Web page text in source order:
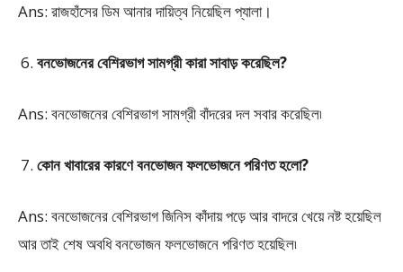
Ans: রাজহাঁসের ডিম আনার দায়িত্ব নিয়েছিল প্যালা।
বনভোজনের বেশিরভাগ সামগ্রী কারা সাবাড় করেছিল?
Ans: বনভোজনের বেশিরভাগ সামগ্রী বাঁদরের দল সবার করেছিল৷
কোন খাবারের কারণে বনভোজন ফলভোজনে পরিণত হলো?
Ans: বনভোজনের বেশিরভাগ জিনিস কাঁদায় পড়ে আর বাদরে খেয়ে নষ্ট হয়েছিল
আর তাই শেষ অবধি বনভোজন ফলভোজনে পরিণত হয়েছিল৷